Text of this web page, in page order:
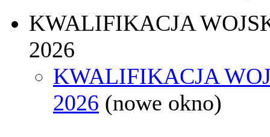
KWALIFIKACJA
2026
KWALIFIKACJA
2026 (nowe okno)